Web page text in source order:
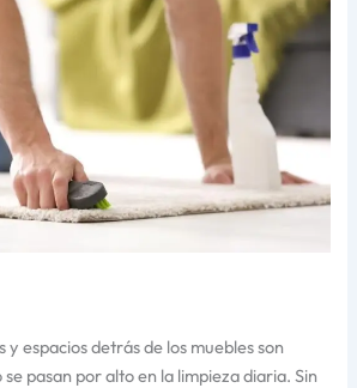
y espacios detrás de los muebles son
pasan por alto en la limpieza diaria. Sin